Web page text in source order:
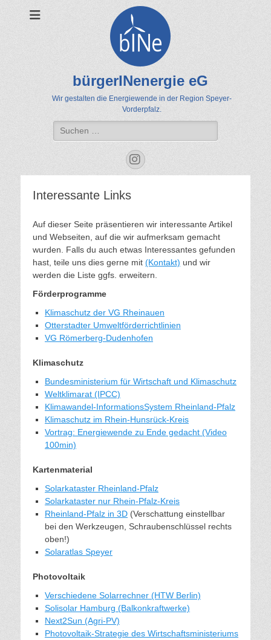
bürgerINenergie eG
Wir gestalten die Energiewende in der Region Speyer-
Vorderpfalz.
Suche
nach:
Instagram
Interessante Links
Auf dieser Seite präsentieren wir interessante Artikel
und Webseiten, auf die wir aufmerksam gemacht
wurden. Falls du auch etwas Interessantes gefunden
hast, teile uns dies gerne mit (Kontakt) und wir
werden die Liste ggfs. erweitern.
Förderprogramme
Klimaschutz der VG Rheinauen
Otterstadter Umweltförderrichtlinien
VG Römerberg-Dudenhofen
Klimaschutz
Bundesministerium für Wirtschaft und Klimaschutz
Weltklimarat (IPCC)
Klimawandel-InformationsSystem Rheinland-Pfalz
Klimaschutz im Rhein-Hunsrück-Kreis
Vortrag: Energiewende zu Ende gedacht (Video
100min)
Kartenmaterial
Solarkataster Rheinland-Pfalz
Solarkataster nur Rhein-Pfalz-Kreis
Rheinland-Pfalz in 3D (Verschattung einstellbar
bei den Werkzeugen, Schraubenschlüssel rechts
oben!)
Solaratlas Speyer
Photovoltaik
Verschiedene Solarrechner (HTW Berlin)
Solisolar Hamburg (Balkonkraftwerke)
Next2Sun (Agri-PV)
Photovoltaik-Strategie des Wirtschaftsministeriums